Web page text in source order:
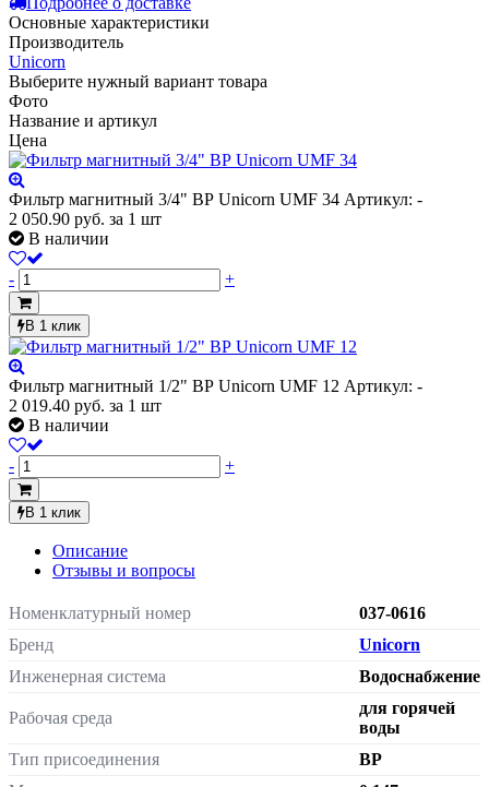
Основные характеристики
Производитель
Unicorn
Выберите нужный вариант товара
Фото
Название и артикул
Цена
Фильтр магнитный 3/4" ВР Unicorn UMF 34 Артикул: -
2 050.90 руб. за 1 шт
В наличии
- +
В 1 клик
Фильтр магнитный 1/2" ВР Unicorn UMF 12 Артикул: -
2 019.40 руб. за 1 шт
В наличии
- +
В 1 клик
Описание
Отзывы и вопросы
Номенклатурный номер
037-0616
Бренд
Unicorn
Инженерная система
Водоснабжение
Рабочая среда
для горячей
воды
Тип присоединения
ВР